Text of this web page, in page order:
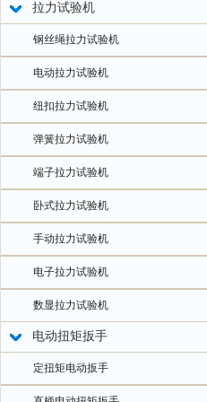
拉力试验机
钢丝绳拉力试验机
电动拉力试验机
纽扣拉力试验机
弹簧拉力试验机
端子拉力试验机
卧式拉力试验机
手动拉力试验机
电子拉力试验机
数显拉力试验机
电动扭矩扳手
定扭矩电动扳手